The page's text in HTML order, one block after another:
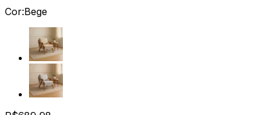
Cor:Bege